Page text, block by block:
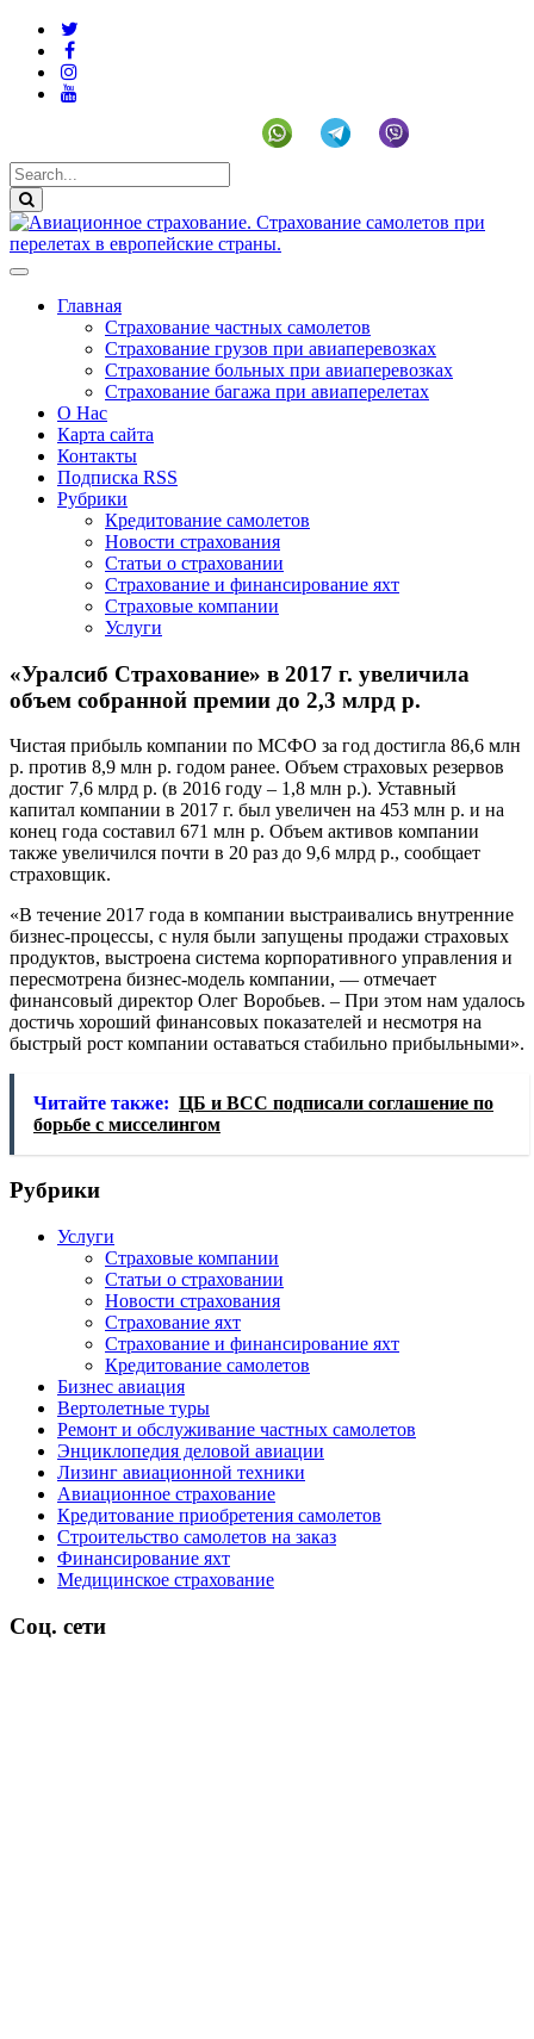
Главная
Страхование частных самолетов
Страхование грузов при авиаперевозках
Страхование больных при авиаперевозках
Страхование багажа при авиаперелетах
О Нас
Карта сайта
Контакты
Подписка RSS
Рубрики
Кредитование самолетов
Новости страхования
Статьи о страховании
Страхование и финансирование яхт
Страховые компании
Услуги
«Уралсиб Страхование» в 2017 г. увеличила
объем собранной премии до 2,3 млрд р.
Чистая прибыль компании по МСФО за год достигла 86,6 млн
р. против 8,9 млн р. годом ранее. Объем страховых резервов
достиг 7,6 млрд р. (в 2016 году – 1,8 млн р.). Уставный
капитал компании в 2017 г. был увеличен на 453 млн р. и на
конец года составил 671 млн р. Объем активов компании
также увеличился почти в 20 раз до 9,6 млрд р., сообщает
страховщик.
«В течение 2017 года в компании выстраивались внутренние
бизнес-процессы, с нуля были запущены продажи страховых
продуктов, выстроена система корпоративного управления и
пересмотрена бизнес-модель компании, — отмечает
финансовый директор Олег Воробьев. – При этом нам удалось
достичь хороший финансовых показателей и несмотря на
быстрый рост компании оставаться стабильно прибыльными».
Читайте также: ЦБ и ВСС подписали соглашение по
борьбе с мисселингом
Рубрики
Услуги
Страховые компании
Статьи о страховании
Новости страхования
Страхование яхт
Страхование и финансирование яхт
Кредитование самолетов
Бизнес авиация
Вертолетные туры
Ремонт и обслуживание частных самолетов
Энциклопедия деловой авиации
Лизинг авиационной техники
Авиационное страхование
Кредитование приобретения самолетов
Строительство самолетов на заказ
Финансирование яхт
Медицинское страхование
Соц. сети